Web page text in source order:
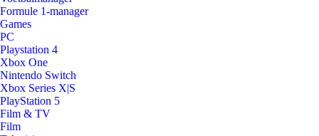
Formule 1-manager
Games
PC
Playstation 4
Xbox One
Nintendo Switch
Xbox Series X|S
PlayStation 5
Film & TV
Film